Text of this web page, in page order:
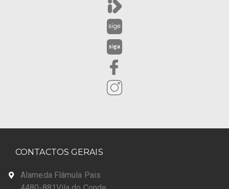
CONTACTOS GERAIS
Alameda Flâmula Pais